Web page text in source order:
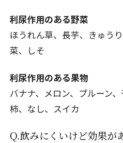
利尿作用のある野菜
ほうれん草、長芋、きゅう
菜、しそ
利尿作用のある果物
バナナ、メロン、プルーン
柿、なし、スイカ
Q.飲みにくいけど効果が